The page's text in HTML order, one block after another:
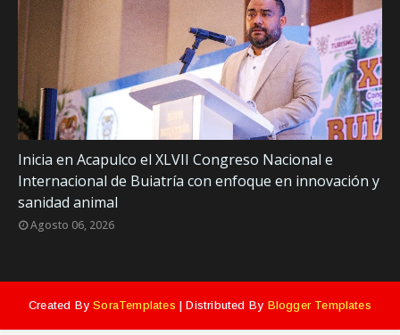
Inicia en Acapulco el XLVII Congreso Nacional e
Internacional de Buiatría con enfoque en innovación y
sanidad animal
Agosto 06, 2026
Created BySoraTemplates | Distributed By Blogger Templates